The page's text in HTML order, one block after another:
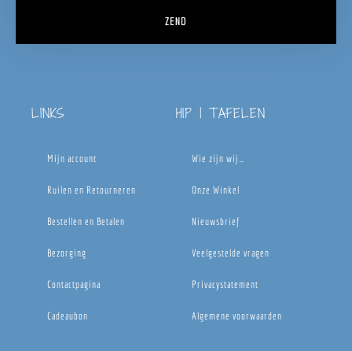
ZEND
LINKS
Mijn account
Ruilen en Retourneren
Bestellen en Betalen
Bezorging
Contactpagina
Cadeaubon
HIP | TAFELEN
Wie zijn wij…
Onze Winkel
Nieuwsbrief
Veelgestelde vragen
Privacystatement
Algemene voorwaarden